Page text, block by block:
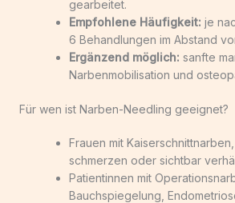
gearbeitet.
Empfohlene Häufigkeit: je
6 Behandlungen im Abstand
Ergänzend möglich: sanfte
Narbenmobilisation und
Für wen ist Narben-Needling geeignet?
Frauen mit
schmerzen oder sichtbar
Patientinnen mit
Bauchspiegelung,